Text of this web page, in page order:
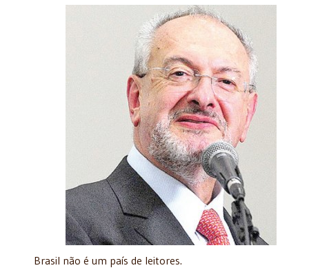
Brasil não é um país de leitores.